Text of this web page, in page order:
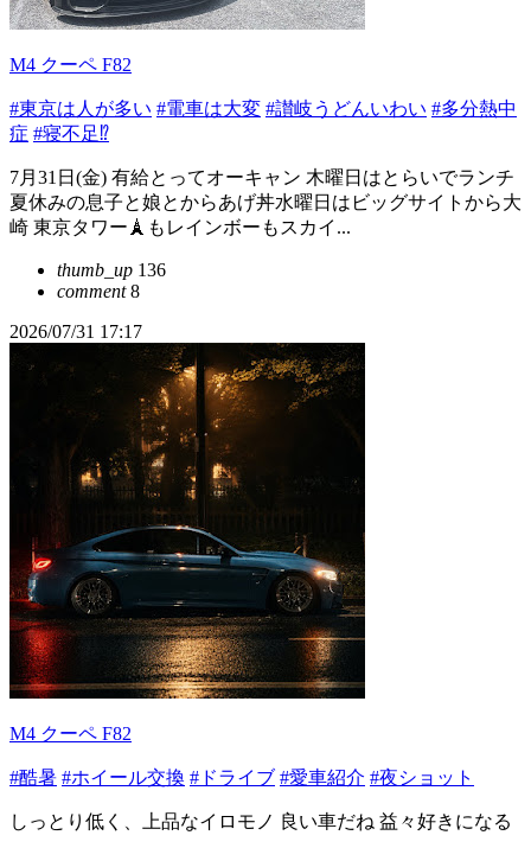
M4 クーペ F82
#東京は人が多い #電車は大変 #讃岐うどんいわい #多分熱中
症 #寝不足⁉︎
7月31日(金) 有給とってオーキャン 木曜日はとらいでランチ
夏休みの息子と娘とからあげ丼水曜日はビッグサイトから大
崎 東京タワー🗼もレインボーもスカイ...
thumb_up 136
comment8
2026/07/31 17:17
M4 クーペ F82
#酷暑 #ホイール交換 #ドライブ #愛車紹介 #夜ショット
しっとり低く、上品なイロモノ 良い車だね 益々好きになる